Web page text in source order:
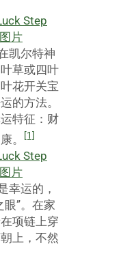
凯尔特神
草或四叶
花开关宝
的方法。
特征：财
。
[1]
幸运的，
眼”。在家
项链上穿
上，不然